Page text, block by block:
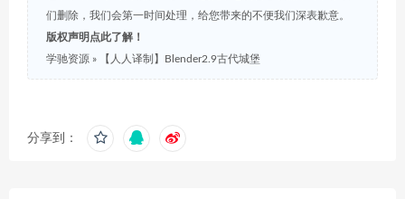
们删除，我们会第一时间处理，给您带来的不便我们深表歉意。
版权声明点此了解！
学驰资源 » 【人人译制】Blender2.9古代城堡
分享到：